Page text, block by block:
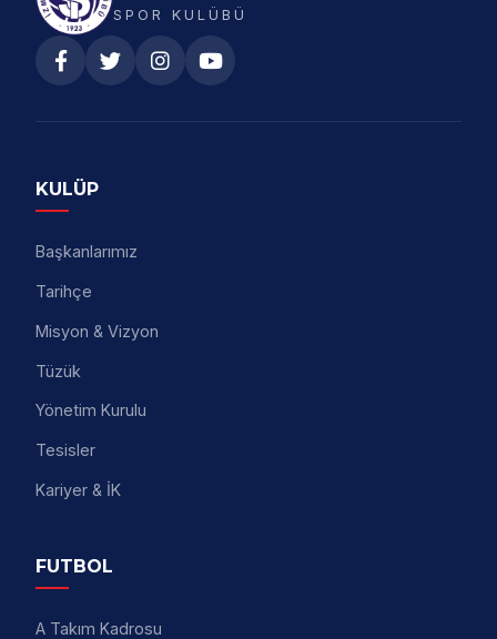
SPOR KULÜBÜ
KULÜP
Başkanlarımız
Tarihçe
Misyon & Vizyon
Tüzük
Yönetim Kurulu
Tesisler
Kariyer & İK
FUTBOL
A Takım Kadrosu